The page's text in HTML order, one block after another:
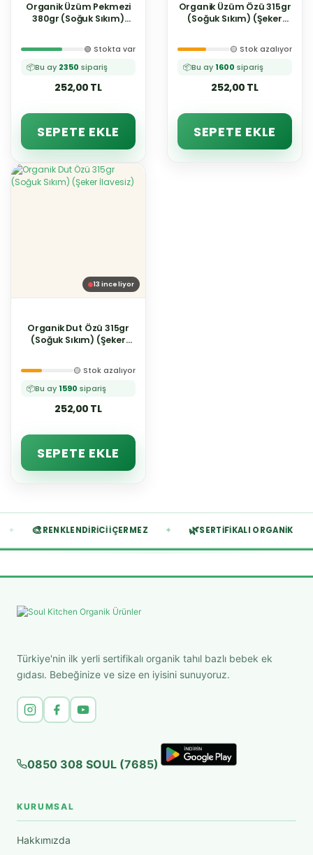
Organik Üzüm Pekmezi
380gr (Soğuk Sıkım)
📦Bu ay 2350 sipariş
252,00 TL
🟢 Stokta var
SEPETE EKLE
Organik Üzüm Özü 315gr
(Soğuk Sıkım) (Şeker
📦Bu ay 1600 sipariş
252,00 TL
🟡 Stok azalıyor
SEPETE EKLE
13 inceliyor
Organik Dut Özü 315gr
(Soğuk Sıkım) (Şeker
📦Bu ay 1590 sipariş
252,00 TL
🟡 Stok azalıyor
SEPETE EKLE
🎨RENKLENDIRICI İÇERMEZ 🌿SERTIFIKALI ORGANIK
Türkiye'nin ilk yerli sertifikalı organik tahıl bazlı bebek ek
gıdası. Bebeğinize ve size en iyisini sunuyoruz.
0850 308 SOUL (7685)
KURUMSAL
Hakkımızda